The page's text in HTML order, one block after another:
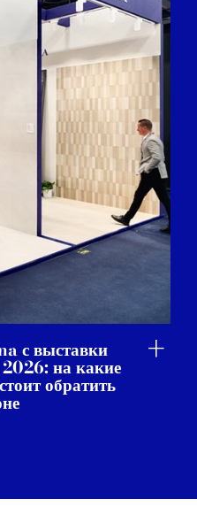
с выставки
на какие
обратить